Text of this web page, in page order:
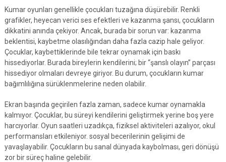
Kumar oyunları genellikle çocukları tuzağına düşürebilir. Renkli
grafikler, heyecan verici ses efektleri ve kazanma şansı, çocukların
dikkatini anında çekiyor. Ancak, burada bir sorun var: kazanma
beklentisi, kaybetme olasılığından daha fazla cazip hale geliyor.
Çocuklar, kaybettiklerinde bile tekrar oynamak için baskı
hissediyorlar. Burada bireylerin kendilerini; bir “şanslı olayın” parçası
hissediyor olmaları devreye giriyor. Bu durum, çocukların kumar
bağımlılığına sürüklenmelerine neden olabilir.
Ekran başında geçirilen fazla zaman, sadece kumar oynamakla
kalmıyor. Çocuklar, bu süreyi kendilerini geliştirmek yerine boş yere
harcıyorlar. Oyun saatleri uzadıkça, fiziksel aktiviteleri azalıyor, okul
performansları etkileniyor. sosyal becerilerinin gelişimi de
yavaşlayabilir. Çocukların bu sanal dünyada kaybolması, geri dönüşü
zor bir süreç haline gelebilir.